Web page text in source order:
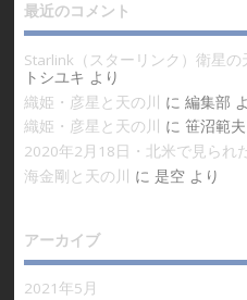
最近のコメント
Starlink（スターリンク）衛星
トシユキ より
織姫・彦星と天の川
に 編集部
織姫・彦星と天の川
に 笹沼範夫
2020年2月18日・北米で見られ
海金剛と天の川
に 是空より
アーカイブ
2021年5月